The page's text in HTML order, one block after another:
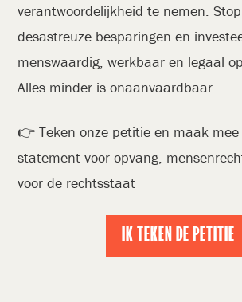
verantwoordelijkheid te nemen.
desastreuze besparingen en
menswaardig, werkbaar en legaal
Alles minder is onaanvaardbaar.
👉 Teken onze petitie en maak
statement voor opvang,
voor de rechtsstaat
IK TEKEN DE PETITIE